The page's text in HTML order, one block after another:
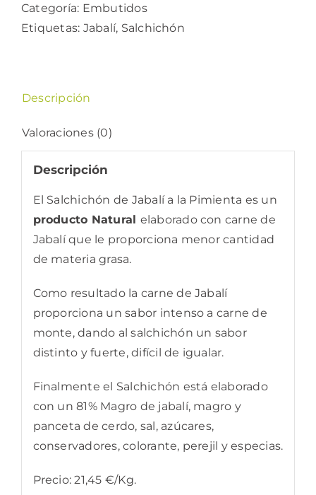
Categoría: Embutidos
Etiquetas: Jabalí, Salchichón
Descripción
Valoraciones (0)
Descripción
El Salchichón de Jabalí a la Pimienta es un
producto Natural elaborado con carne de
Jabalí que le proporciona menor cantidad
de materia grasa.
Como resultado la carne de Jabalí
proporciona un sabor intenso a carne de
monte, dando al salchichón un sabor
distinto y fuerte, difícil de igualar.
Finalmente el Salchichón está elaborado
con un 81% Magro de jabalí, magro y
panceta de cerdo, sal, azúcares,
conservadores, colorante, perejil y especias.
Precio: 21,45 €/Kg.